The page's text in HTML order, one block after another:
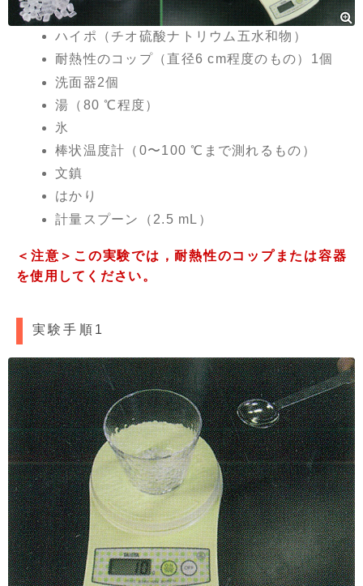
ハイポ（チオ硫酸ナトリウム五水和物）
耐熱性のコップ（直径6 cm程度のもの）1個
洗面器2個
湯（80 ℃程度）
氷
棒状温度計（0〜100 ℃まで測れるもの）
文鎮
はかり
計量スプーン（2.5 mL）
＜注意＞この実験では，耐熱性のコップまたは容器
を使用してください。
実験手順1